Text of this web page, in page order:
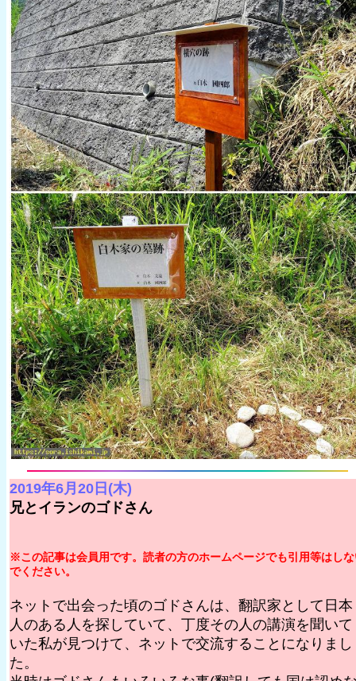
2019年6月20日(木)
兄とイランのゴドさん
※この記事は会員用です。読者の方のホームページでも引用等はし
でください。
ネットで出会った頃のゴドさんは、翻訳家として日本
人のある人を探していて、丁度その人の講演を聞いて
いた私が見つけて、ネットで交流することになりまし
た。